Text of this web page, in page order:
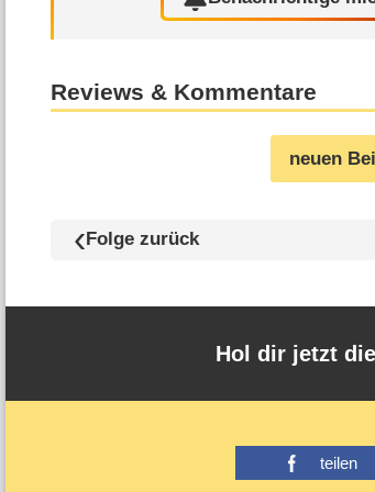
Reviews & Kommentare
neuen
Folge zurück
Hol dir jetzt die
teilen